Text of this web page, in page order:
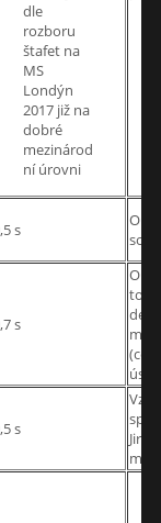
dle
rozboru
štafet na
MS
Londýn
2017 již na
dobré
mezinárod
ní úrovni
s
OK,
s
OK,
déle
(což
s